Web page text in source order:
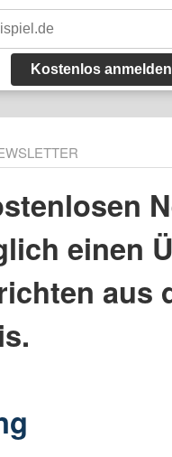
Kostenlos anmelden
einen
aus